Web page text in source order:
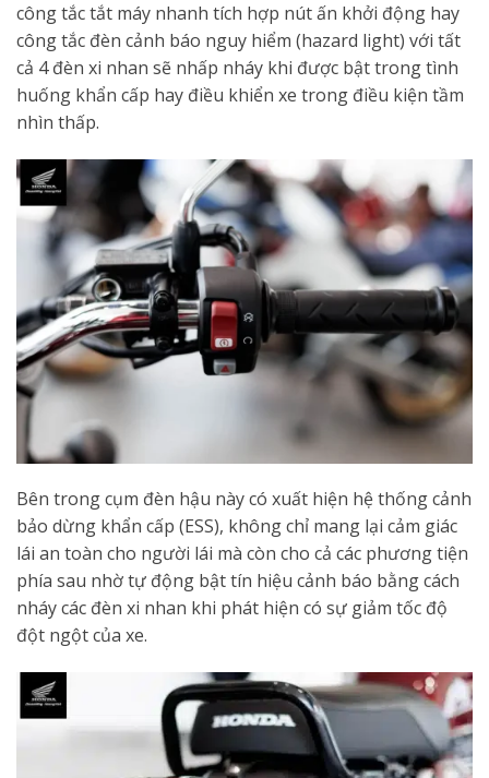
công tắc tắt máy nhanh tích hợp nút ấn khởi động hay
công tắc đèn cảnh báo nguy hiểm (hazard light) với tất
cả 4 đèn xi nhan sẽ nhấp nháy khi được bật trong tình
huống khẩn cấp hay điều khiển xe trong điều kiện tầm
nhìn thấp.
Bên trong cụm đèn hậu này có xuất hiện hệ thống cảnh
bảo dừng khẩn cấp (ESS), không chỉ mang lại cảm giác
lái an toàn cho người lái mà còn cho cả các phương tiện
phía sau nhờ tự động bật tín hiệu cảnh báo bằng cách
nháy các đèn xi nhan khi phát hiện có sự giảm tốc độ
đột ngột của xe.